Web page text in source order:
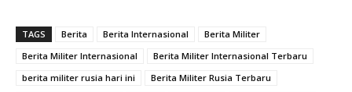
TAGS Berita Berita Internasional
Berita Militer
Berita Militer Internasional
Berita Militer Internasional Terbaru
berita militer rusia hari ini
Berita Militer Rusia Terbaru